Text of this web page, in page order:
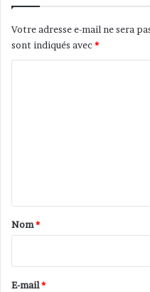
Votre adresse e-mail ne sera
sont indiqués avec*
a
e
Nom*
E-mail*